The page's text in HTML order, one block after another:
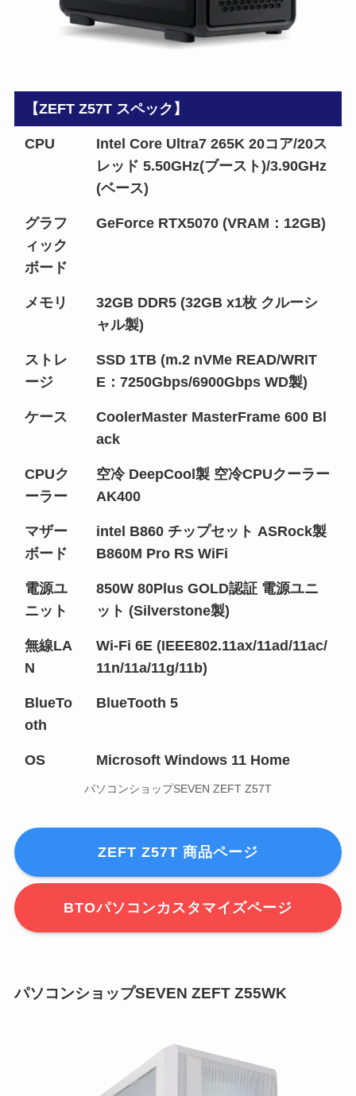
【ZEFT Z57T スペック】
CPU
Intel Core Ultra7 265K 20コア/20ス
レッド 5.50GHz(ブースト)/3.90GHz
(ベース)
グラフ
ィック
ボード
GeForce RTX5070 (VRAM：12GB)
メモリ
32GB DDR5 (32GB x1枚 クルーシ
ャル製)
ストレ
ージ
SSD 1TB (m.2 nVMe READ/WRIT
E：7250Gbps/6900Gbps WD製)
ケース
CoolerMaster MasterFrame 600 Bl
ack
CPUク
ーラー
空冷 DeepCool製 空冷CPUクーラー
AK400
マザー
ボード
intel B860 チップセット ASRock製
B860M Pro RS WiFi
電源ユ
ニット
850W 80Plus GOLD認証 電源ユニ
ット (Silverstone製)
無線LA
N
Wi-Fi 6E (IEEE802.11ax/11ad/11ac/
11n/11a/11g/11b)
BlueTo
oth
BlueTooth 5
OS Microsoft Windows 11 Home
パソコンショップSEVEN ZEFT Z57T
ZEFT Z57T 商品ページ
BTOパソコンカスタマイズページ
パソコンショップSEVEN ZEFT Z55WK